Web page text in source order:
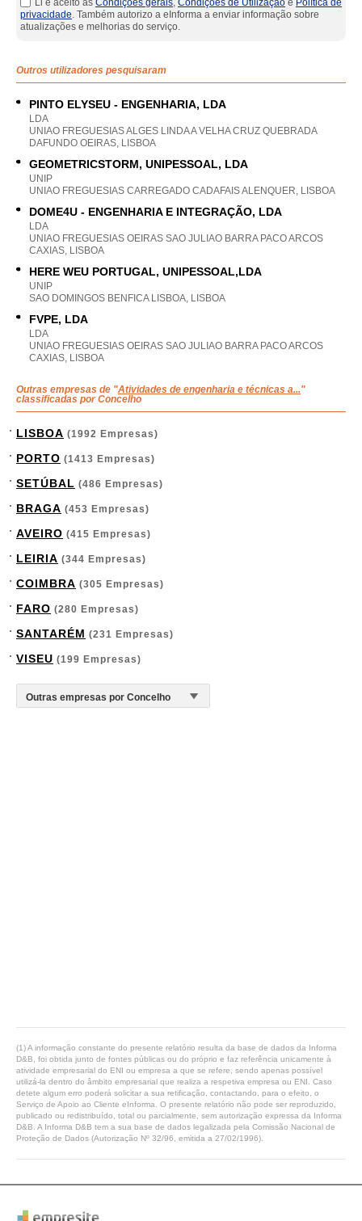
Li e aceito as Condições gerais, Condições de Utilização e Política de
privacidade. Também autorizo a eInforma a enviar informação sobre
atualizações e melhorias do serviço.
Outros utilizadores pesquisaram
PINTO ELYSEU - ENGENHARIA, LDA
LDA
UNIAO FREGUESIAS ALGES LINDA A VELHA CRUZ QUEBRADA
DAFUNDO OEIRAS, LISBOA
GEOMETRICSTORM, UNIPESSOAL, LDA
UNIP
UNIAO FREGUESIAS CARREGADO CADAFAIS ALENQUER, LISBOA
DOME4U - ENGENHARIA E INTEGRAÇÃO, LDA
LDA
UNIAO FREGUESIAS OEIRAS SAO JULIAO BARRA PACO ARCOS
CAXIAS, LISBOA
HERE WEU PORTUGAL, UNIPESSOAL,LDA
UNIP
SAO DOMINGOS BENFICA LISBOA, LISBOA
FVPE, LDA
LDA
UNIAO FREGUESIAS OEIRAS SAO JULIAO BARRA PACO ARCOS
CAXIAS, LISBOA
Outras empresas de "Atividades de engenharia e técnicas a..."
classificadas por Concelho
LISBOA (1992 Empresas)
PORTO (1413 Empresas)
SETÚBAL (486 Empresas)
BRAGA (453 Empresas)
AVEIRO (415 Empresas)
LEIRIA (344 Empresas)
COIMBRA (305 Empresas)
FARO (280 Empresas)
SANTARÉM (231 Empresas)
VISEU (199 Empresas)
(1) A informação constante do presente relatório resulta da base de dados da Informa
D&B, foi obtida junto de fontes públicas ou do próprio e faz referência unicamente à
atividade empresarial do ENI ou empresa a que se refere, sendo apenas possível
utilizá-la dentro do âmbito empresarial que realiza a respetiva empresa ou ENI. Caso
detete algum erro poderá solicitar a sua retificação, contactando, para o efeito, o
Serviço de Apoio ao Cliente eInforma. O presente relatório não pode ser reproduzido,
publicado ou redistribuído, total ou parcialmente, sem autorização expressa da Informa
D&B. A Informa D&B tem a sua base de dados legalizada pela Comissão Nacional de
Proteção de Dados (Autorização Nº 32/96, emitida a 27/02/1996).